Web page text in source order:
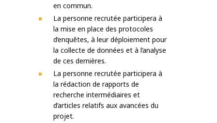
en commun.
La personne recrutée participera à
la mise en place des protocoles
d’enquêtes, à leur déploiement pour
la collecte de données et à l’analyse
de ces dernières.
La personne recrutée participera à
la rédaction de rapports de
recherche intermédiaires et
d’articles relatifs aux avancées du
projet.